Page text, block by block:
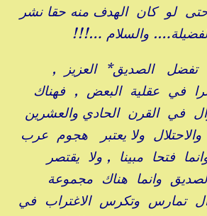
حتى لو كان الهدف منه حقا نشر
والسلام …!!!
تفضل الصديق* العزيز ,
في عقلية البعض , فهناك
في القرن الحادي والعشرين
ولا يعتبر هجوم عرب
فتحا مبينا , ولا يقتصر
وانما هناك مجموعة
تمارس وتكرس الاغتراب في